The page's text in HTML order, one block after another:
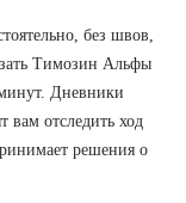
без швов,
Tимозин Альфы
Дневники
вам отследить ход
решения о